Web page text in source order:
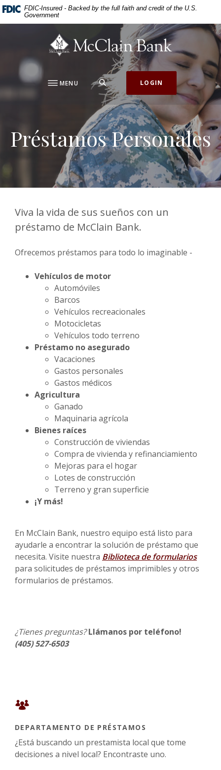
Home
footer
Download
Acrobat
higher
view
.pdf
FDIC-Insured - Backed by the full faith and credit of the U.S.
Government
McClain Bank
MENU SEARCH LOGIN
Préstamos Personales
Viva la vida de sus sueños con un
préstamo de McClain Bank.
Ofrecemos préstamos para todo lo imaginable -
Vehículos de motor
Automóviles
Barcos
Vehículos recreacionales
Motocicletas
Vehículos todo terreno
Préstamo no asegurado
Vacaciones
Gastos personales
Gastos médicos
Agricultura
Ganado
Maquinaria agrícola
Bienes raíces
Construcción de viviendas
Compra de vivienda y refinanciamiento
Mejoras para el hogar
Lotes de construcción
Terreno y gran superficie
¡Y más!
En McClain Bank, nuestro equipo está listo para
ayudarle a encontrar la solución de préstamo que
necesita. Visite nuestra Biblioteca de formularios
para solicitudes de préstamos imprimibles y otros
formularios de préstamos.
¿Tienes preguntas?Llámanos por teléfono!
(405) 527-6503
DEPARTAMENTO DE PRÉSTAMOS
¿Está buscando un prestamista local que tome
decisiones a nivel local? Encontraste uno.